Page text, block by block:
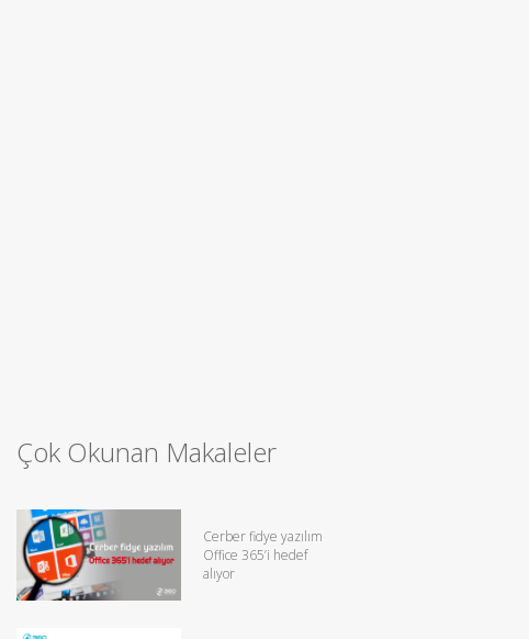
Çok Okunan Makaleler
Cerber fidye yazılım
Office 365’i hedef
alıyor